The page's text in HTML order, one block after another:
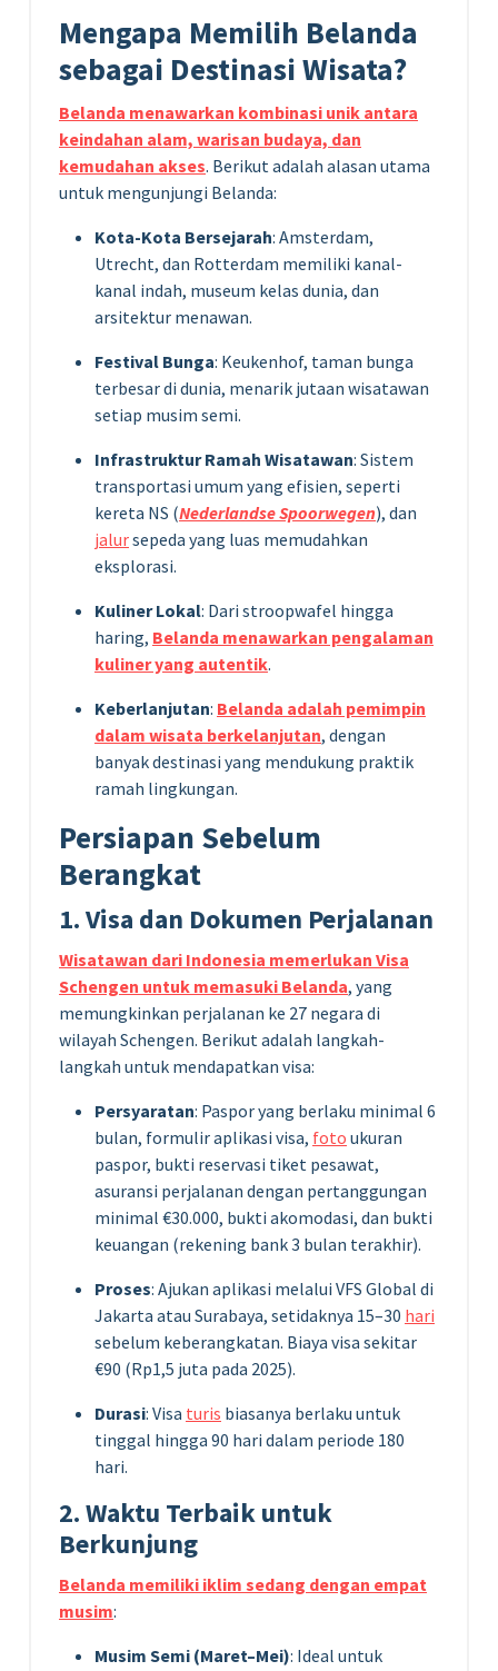
Mengapa Memilih Belanda
sebagai Destinasi Wisata?
Belanda menawarkan kombinasi unik antara
keindahan alam, warisan budaya, dan
kemudahan akses. Berikut adalah alasan utama
untuk mengunjungi Belanda:
Kota-Kota Bersejarah: Amsterdam,
Utrecht, dan Rotterdam memiliki kanal-
kanal indah, museum kelas dunia, dan
arsitektur menawan.
Festival Bunga: Keukenhof, taman bunga
terbesar di dunia, menarik jutaan wisatawan
setiap musim semi.
Infrastruktur Ramah Wisatawan: Sistem
transportasi umum yang efisien, seperti
kereta NS (Nederlandse Spoorwegen), dan
jalursepeda yang luas memudahkan
eksplorasi.
Kuliner Lokal: Dari stroopwafel hingga
haring, Belanda menawarkan pengalaman
kuliner yang autentik.
Keberlanjutan: Belanda adalah pemimpin
dalam wisata berkelanjutan, dengan
banyak destinasi yang mendukung praktik
ramah lingkungan.
Persiapan Sebelum
Berangkat
1. Visa dan Dokumen Perjalanan
Wisatawan dari Indonesia memerlukan Visa
Schengen untuk memasuki Belanda, yang
memungkinkan perjalanan ke 27 negara di
wilayah Schengen. Berikut adalah langkah-
langkah untuk mendapatkan visa:
Persyaratan: Paspor yang berlaku minimal 6
bulan, formulir aplikasi visa, foto ukuran
paspor, bukti reservasi tiket pesawat,
asuransi perjalanan dengan pertanggungan
minimal €30.000, bukti akomodasi, dan bukti
keuangan (rekening bank 3 bulan terakhir).
Proses: Ajukan aplikasi melalui VFS Global di
Jakarta atau Surabaya, setidaknya 15–30 hari
sebelum keberangkatan. Biaya visa sekitar
€90 (Rp1,5 juta pada 2025).
Durasi: Visa turis biasanya berlaku untuk
tinggal hingga 90 hari dalam periode 180
hari.
2. Waktu Terbaik untuk
Berkunjung
Belanda memiliki iklim sedang dengan empat
musim:
Musim Semi (Maret–Mei): Ideal untuk